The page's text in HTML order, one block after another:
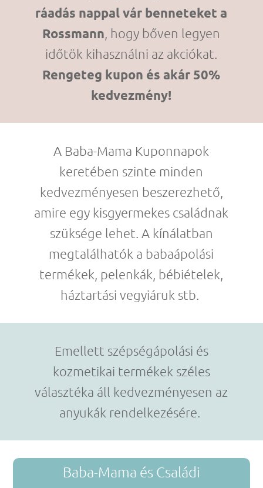
ráadás nappal vár benneteket a
Rossmann , hogy bőven legyen
időtök kihasználni az akciókat.
Rengeteg kupon és akár 50%
kedvezmény!
A Baba-Mama Kuponnapok
keretében szinte minden
kedvezményesen beszerezhető,
amire egy kisgyermekes családnak
szüksége lehet. A kínálatban
megtalálhatók a babaápolási
termékek, pelenkák, bébiételek,
háztartási vegyiáruk stb.
Emellett szépségápolási és
kozmetikai termékek széles
választéka áll kedvezményesen az
anyukák rendelkezésére
Baba-Mama és Családi